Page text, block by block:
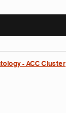
- ACC Cluster